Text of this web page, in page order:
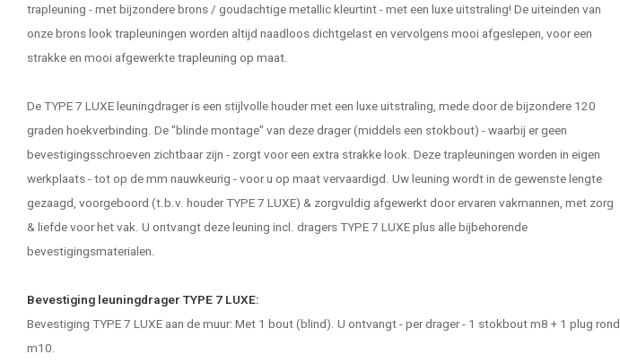
trapleuning - met bijzondere brons / goudachtige metallic kleurtint - met een luxe uitstraling! De uiteinden van
onzebrons look trapleuningen worden altijd naadloos dichtgelast en vervolgens mooi afgeslepen, voor een
strakke en mooi afgewerktetrapleuning op maat.
De TYPE 7 LUXE leuningdrager is een stijlvolle houder met een luxe uitstraling, mede door de bijzondere 120
graden hoekverbinding. De "blinde montage" van deze drager (middels een stokbout) - waarbij er geen
bevestigingsschroeven zichtbaar zijn - zorgt voor een extra strakke look. Deze trapleuningen worden in eigen
werkplaats - tot op de mm nauwkeurig - voor u op maat vervaardigd. Uw leuning wordt in de gewenste lengte
gezaagd, voorgeboord (t.b.v. houder TYPE 7 LUXE) & zorgvuldig afgewerkt door ervaren vakmannen, met zorg
& liefde voor het vak. U ontvangt deze leuning incl. dragers TYPE 7 LUXE plus alle bijbehorende
bevestigingsmaterialen.
Bevestiging leuningdrager TYPE 7 LUXE:
Bevestiging TYPE 7 LUXE aan de muur: Met 1 bout (blind). U ontvangt - per drager - 1 stokbout m8 + 1 plug rond
m10.